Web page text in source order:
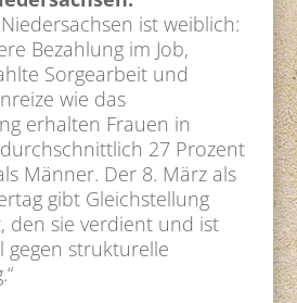
ist weiblich:
Bezahlung im Job,
Sorgearbeit und
wie das
erhalten Frauen in
27 Prozent
Männer. Der 8. März als
gibt Gleichstellung
den sie verdient und ist
gegen strukturelle